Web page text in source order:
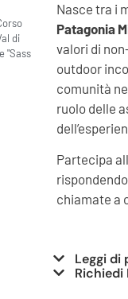
di
"Sass
Nasce tra i
Patagonia
valori di
outdoor
comunità
ruolo delle
Partecipa
chiamate a
Leggi di